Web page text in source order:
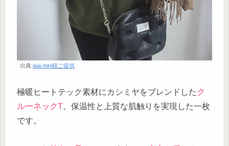
出典:aiai.mini様ご提供
極暖ヒートテック素材にカシミヤをブレンドしたク
ルーネックT。保温性と上質な肌触りを実現した一枚
です。